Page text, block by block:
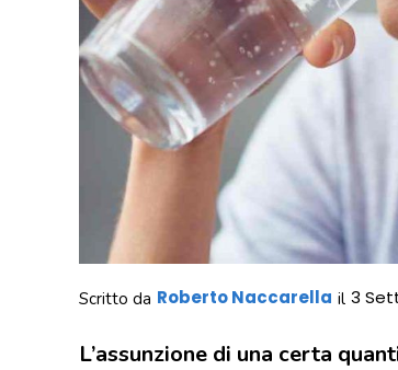
Scritto da Roberto Naccarella il 3
L’assunzione di una certa